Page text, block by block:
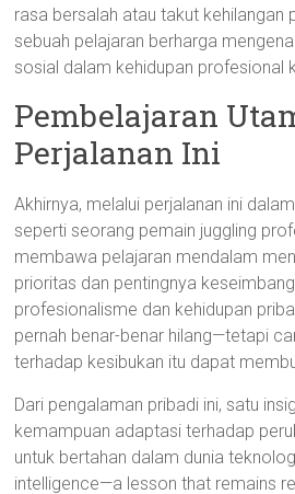
rasa bersalah atau takut
sebuah pelajaran berharga
sosial dalam kehidupan profesional
Pembelajaran
Perjalanan Ini
Akhirnya, melalui perjalanan ini
seperti seorang pemain juggling
membawa pelajaran mendalam
prioritas dan pentingnya
profesionalisme dan kehidupan
pernah benar-benar hilang—tetapi
terhadap kesibukan itu dapat
Dari pengalaman pribadi ini, satu
kemampuan adaptasi terhadap
untuk bertahan dalam dunia
intelligence—a lesson that remains